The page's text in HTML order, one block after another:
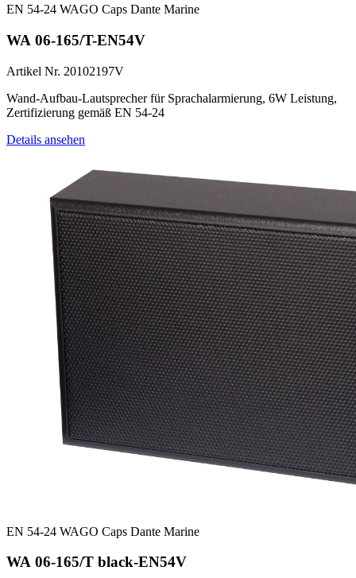
EN 54-24 WAGO Caps Dante Marine
WA 06-165/T-EN54V
Artikel Nr. 20102197V
Wand-Aufbau-Lautsprecher für Sprachalarmierung, 6W Leistung,
Zertifizierung gemäß EN 54-24
Details ansehen
EN 54-24 WAGO Caps Dante Marine
WA 06-165/T black-EN54V